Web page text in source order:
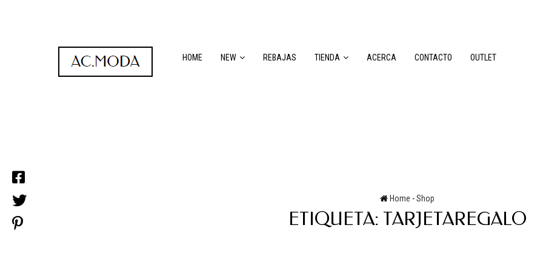
HOME NEW REBAJAS TIENDA ACERCA CONTACTO OUTLET
Home -Shop
ETIQUETA: TARJETAREGALO